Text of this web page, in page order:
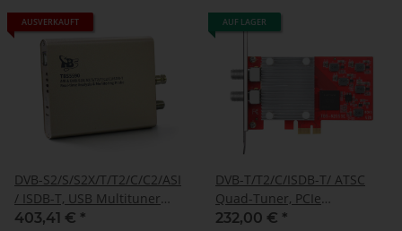
AUSVERKAUFT
DVB-S2/S/S2X/T/T2/C/C2/ASI
/ ISDB-T, USB Multituner
Box, TBS-5590
403,41 € *
AUF LAGER
DVB-T/T2/C/ISDB-T/ ATSC
Quad-Tuner, PCIe
Terrestrische- oder Kabel-
232,00 € *